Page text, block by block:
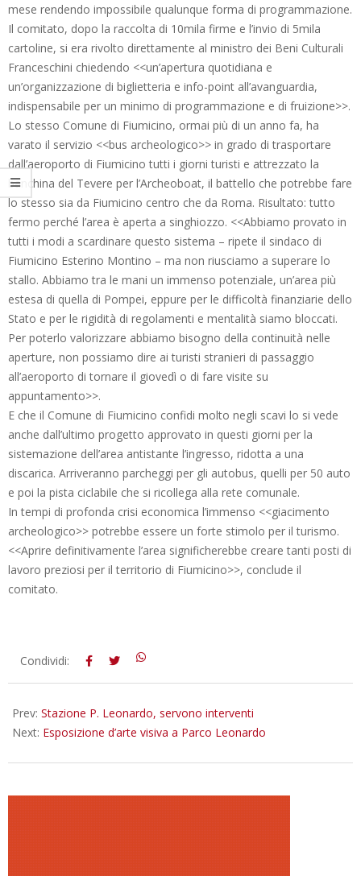
mese rendendo impossibile qualunque forma di programmazione.
Il comitato, dopo la raccolta di 10mila firme e l’invio di 5mila
cartoline, si era rivolto direttamente al ministro dei Beni Culturali
Franceschini chiedendo <<un’apertura quotidiana e
un’organizzazione di biglietteria e info-point all’avanguardia,
indispensabile per un minimo di programmazione e di fruizione>>.
Lo stesso Comune di Fiumicino, ormai più di un anno fa, ha
varato il servizio <<bus archeologico>> in grado di trasportare
dall’aeroporto di Fiumicino tutti i giorni turisti e attrezzato la
banchina del Tevere per l’Archeoboat, il battello che potrebbe fare
lo stesso sia da Fiumicino centro che da Roma. Risultato: tutto
fermo perché l’area è aperta a singhiozzo. <<Abbiamo provato in
tutti i modi a scardinare questo sistema – ripete il sindaco di
Fiumicino Esterino Montino – ma non riusciamo a superare lo
stallo. Abbiamo tra le mani un immenso potenziale, un’area più
estesa di quella di Pompei, eppure per le difficoltà finanziarie dello
Stato e per le rigidità di regolamenti e mentalità siamo bloccati.
Per poterlo valorizzare abbiamo bisogno della continuità nelle
aperture, non possiamo dire ai turisti stranieri di passaggio
all’aeroporto di tornare il giovedì o di fare visite su
appuntamento>>.
E che il Comune di Fiumicino confidi molto negli scavi lo si vede
anche dall’ultimo progetto approvato in questi giorni per la
sistemazione dell’area antistante l’ingresso, ridotta a una
discarica. Arriveranno parcheggi per gli autobus, quelli per 50 auto
e poi la pista ciclabile che si ricollega alla rete comunale.
In tempi di profonda crisi economica l’immenso <<giacimento
archeologico>> potrebbe essere un forte stimolo per il turismo.
<<Aprire definitivamente l’area significherebbe creare tanti posti di
lavoro preziosi per il territorio di Fiumicino>>, conclude il
comitato.
2015-
Condividi:
Prev: Stazione P. Leonardo, servono interventi
Next: Esposizione d’arte visiva a Parco Leonardo